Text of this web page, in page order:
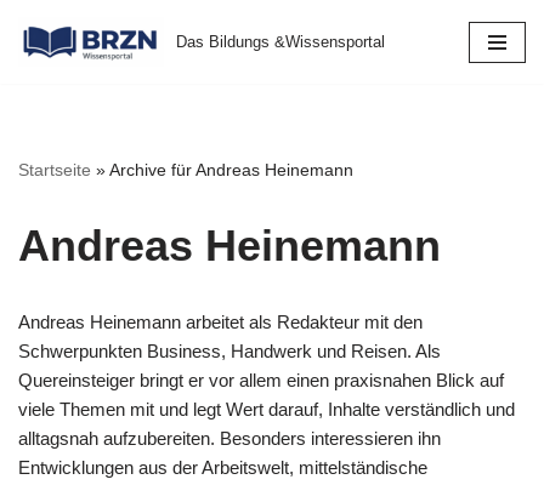
Zum
Das Bildungs &Wissensportal
Startseite »Archive für Andreas Heinemann
Andreas Heinemann
Andreas Heinemann arbeitet als Redakteur mit den
Schwerpunkten Business, Handwerk und Reisen. Als
Quereinsteiger bringt er vor allem einen praxisnahen Blick auf
viele Themen mit und legt Wert darauf, Inhalte verständlich und
alltagsnah aufzubereiten. Besonders interessieren ihn
Entwicklungen aus der Arbeitswelt, mittelständische